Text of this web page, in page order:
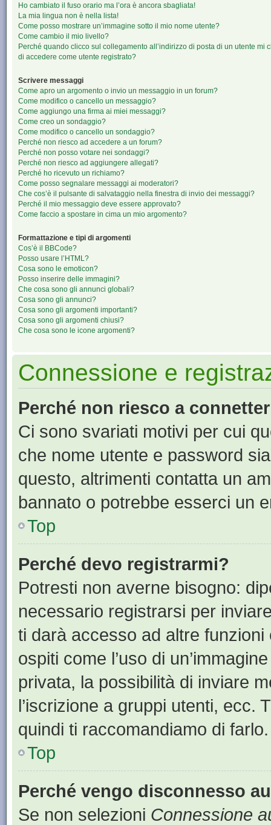
Ho cambiato il fuso orario ma l’ora è ancora sbagliata!
La mia lingua non è nella lista!
Come posso mostrare un’immagine sotto il mio nome utente?
Come cambio il mio livello?
Perché quando clicco sul collegamento all’indirizzo di posta di un utente mi
di accedere come utente registrato?
Scrivere messaggi
Come apro un argomento o invio un messaggio in un forum?
Come modifico o cancello un messaggio?
Come aggiungo una firma ai miei messaggi?
Come creo un sondaggio?
Come modifico o cancello un sondaggio?
Perché non riesco ad accedere a un forum?
Perché non posso votare nei sondaggi?
Perché non riesco ad aggiungere allegati?
Perché ho ricevuto un richiamo?
Come posso segnalare messaggi ai moderatori?
Che cos’è il pulsante di salvataggio nella finestra di invio dei messaggi?
Perché il mio messaggio deve essere approvato?
Come faccio a spostare in cima un mio argomento?
Formattazione e tipi di argomenti
Cos’è il BBCode?
Posso usare l’HTML?
Cosa sono le emoticon?
Posso inserire delle immagini?
Che cosa sono gli annunci globali?
Cosa sono gli annunci?
Cosa sono gli argomenti importanti?
Cosa sono gli argomenti chiusi?
Che cosa sono le icone argomenti?
Connessione e
Perché non riesco a
Ci sono svariati motivi per cui
che nome utente e password
questo, altrimenti contatta un
bannato o potrebbe esserci un
Top
Perché devo registrarmi?
Potresti non averne bisogno:
necessario registrarsi per
ti darà accesso ad altre
ospiti come l’uso di
privata, la possibilità di inviare
l’iscrizione a gruppi utenti, ecc.
quindi ti raccomandiamo di farlo.
Top
Perché vengo disconnesso
Se non selezioni Connessione